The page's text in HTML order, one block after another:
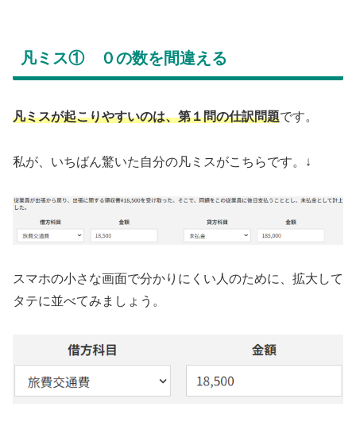
凡ミス① ０の数を間違える
凡ミスが起こりやすいのは、第１問の仕訳問題です。
私が、いちばん驚いた自分の凡ミスがこちらです。↓
スマホの小さな画面で分かりにくい人のために、拡大して
タテに並べてみましょう。